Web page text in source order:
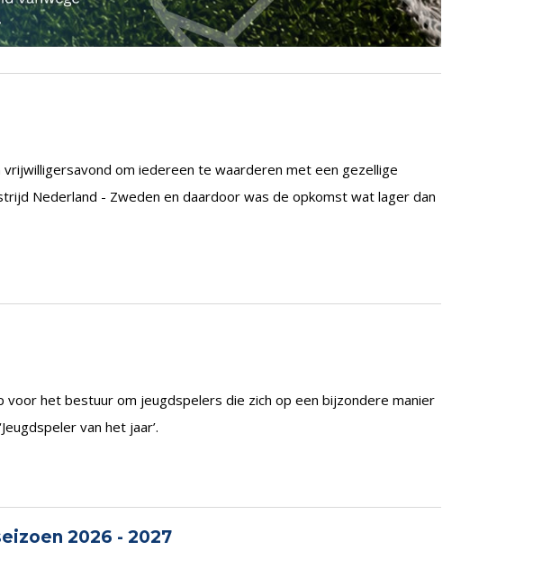
vrijwilligersavond om iedereen te waarderen met een gezellige
Nederland - Zweden en daardoor was de opkomst wat lager dan
voor het bestuur om jeugdspelers die zich op een bijzondere manier
van het jaar’.
2026 - 2027